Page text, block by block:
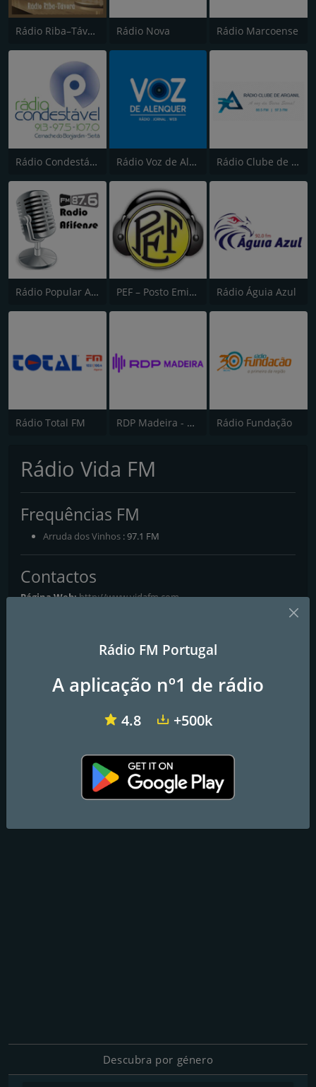
Rádio Riba–Távora Rádio Nova Rádio Marcoense
Rádio Condestável Rádio Voz de Alenquer Rádio Clube de Arganil
Rádio Popular Afifense PEF – Posto Emissor do Funchal (Canal 2) Rádio Águia Azul
Rádio Total FM RDP Madeira - Antena 3 Rádio Fundação
Rádio Vida FM
Frequências FM
Arruda dos Vinhos : 97.1 FM
Contactos
Página Web:http://www.vidafm.com
Redes Sociais
Descubra por género
Rádio FM Portugal
A aplicação nº1 de rádio
4.8 +500k